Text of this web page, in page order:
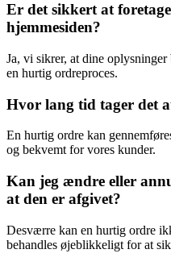
Er det sikkert at
hjemmesiden?
Ja, vi sikrer, at dine
en hurtig ordreproces.
Hvor lang tid tager det
En hurtig ordre kan
og bekvemt for vores kunder.
Kan jeg ændre eller
at den er afgivet?
Desværre kan en hurtig ordre
behandles øjeblikkeligt for at